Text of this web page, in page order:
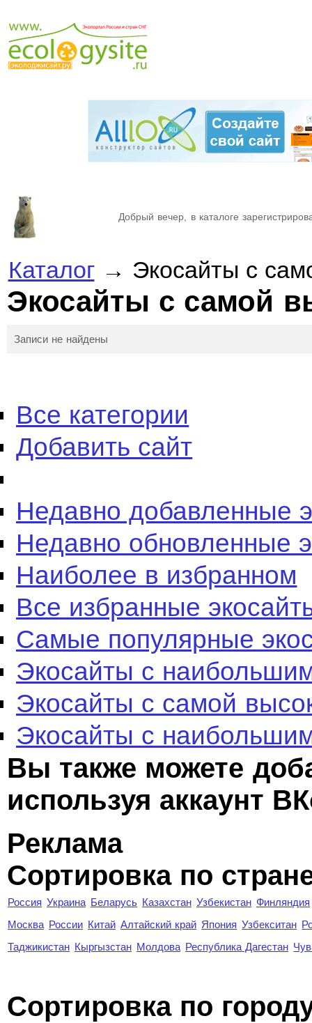
Добрый вечер, в каталоге
Каталог→ Экосайты с
Экосайты с самой
Записи не найдены
Все категории
Добавить сайт
Недавно добавленные
Недавно обновленные
Наиболее в избранном
Все избранные
Самые популярные
Экосайты с
Экосайты с самой
Экосайты с
Вы также можете
используя аккаунт
Реклама
Сортировка по
Россия Украина Беларусь Казахстан Узбекистан Финляндия
Москва России Китай Алтайский край Япония Узбекситан
Таджикистан Кыргызстан Молдова Республика Дагестан
Cортировка по